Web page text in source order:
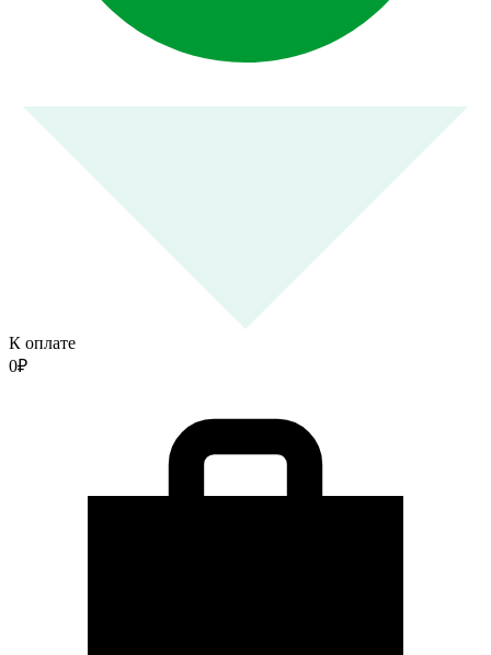
К оплате
0₽